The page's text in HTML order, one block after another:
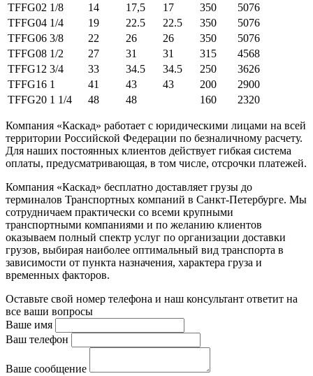
TFFG02 1/8 14 17,5 17 350
5076
TFFG04 1/4 19 22.5 22.5 350
5076
TFFG06 3/8 22 26 26 350
5076
TFFG08 1/2 27 31 31 315
4568
TFFG12 3/4 33 34.5 34.5 250
3626
TFFG16 1 41 43 43 200
2900
TFFG20 1 1/4 48 48 160 2320
Компания «Каскад» работает с юридическими лицами на всей
территории Российской Федерации по безналичному расчету.
Для наших постоянных клиентов действует гибкая система
оплаты, предусматривающая, в том числе, отсрочки платежей.
Компания «Каскад» бесплатно доставляет грузы до
терминалов Транспортных компаний в Санкт-Петербурге. Мы
сотрудничаем практически со всеми крупными
транспортными компаниями и по желанию клиентов
оказываем полный спектр услуг по организации доставки
грузов, выбирая наиболее оптимальный вид транспорта в
зависимости от пункта назначения, характера груза и
временных факторов.
Оставьте свой номер телефона и наш консультант ответит на
все ваши вопросы
Ваше имя
Ваш телефон
Ваше сообщение